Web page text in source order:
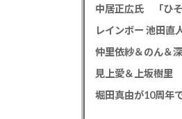
仲里依紗＆のん＆
見上愛＆上坂樹里
堀田真由が10周年